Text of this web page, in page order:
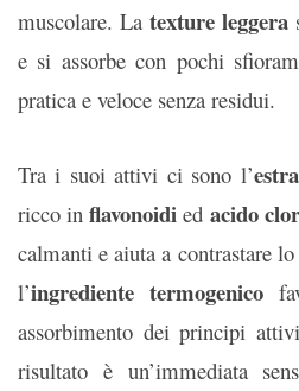
muscolare. La texture leggera
e si assorbe con pochi
pratica e veloce senza residui.
Tra i suoi attivi ci sono l’
ricco inflavonoidi ed acido
calmanti e aiuta a contrastare
l’ingrediente termogenico
assorbimento dei principi
risultato è un’immediata